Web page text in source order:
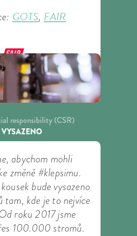
GOTS, FAIR
responsibility (CSR)
abychom mohli
změně #klepsimu.
bude vysazeno
tam, kde je to nejvíce
roku 2017 jsme
100.000 stromů.